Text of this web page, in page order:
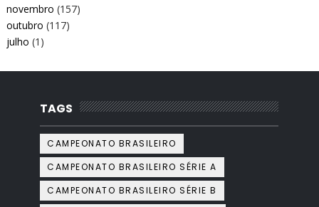
novembro (157)
outubro (117)
julho (1)
TAGS
CAMPEONATO BRASILEIRO
CAMPEONATO BRASILEIRO SÉRIE A
CAMPEONATO BRASILEIRO SÉRIE B